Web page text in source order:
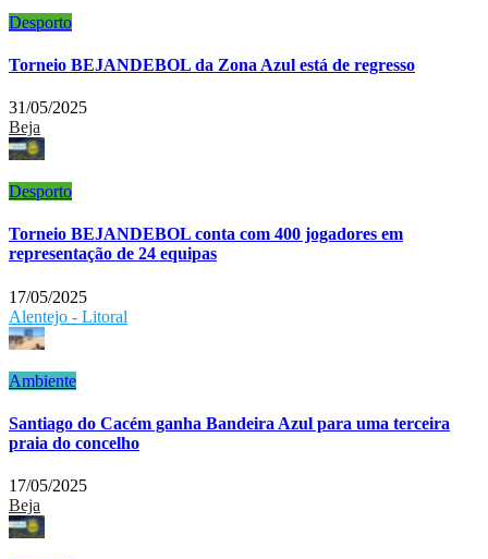
Desporto
Torneio BEJANDEBOL da Zona Azul está de regresso
31/05/2025
Beja
Desporto
Torneio BEJANDEBOL conta com 400 jogadores em
representação de 24 equipas
17/05/2025
Alentejo - Litoral
Ambiente
Santiago do Cacém ganha Bandeira Azul para uma terceira
praia do concelho
17/05/2025
Beja